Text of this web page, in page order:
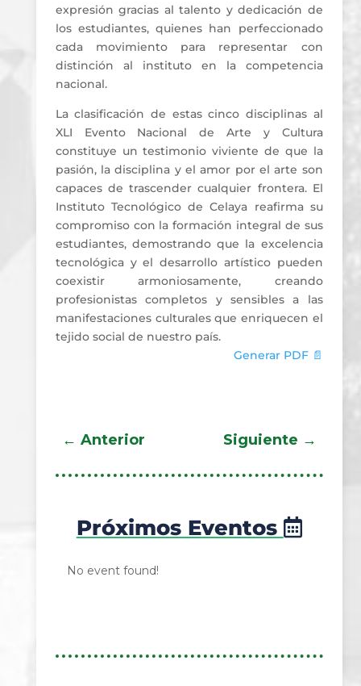
expresión gracias al talento y dedicación de
los estudiantes, quienes han perfeccionado
cada movimiento para representar con
distinción al instituto en la competencia
nacional.
La clasificación de estas cinco disciplinas al
XLI Evento Nacional de Arte y Cultura
constituye un testimonio viviente de que la
pasión, la disciplina y el amor por el arte son
capaces de trascender cualquier frontera. El
Instituto Tecnológico de Celaya reafirma su
compromiso con la formación integral de sus
estudiantes, demostrando que la excelencia
tecnológica y el desarrollo artístico pueden
coexistir armoniosamente, creando
profesionistas completos y sensibles a las
manifestaciones culturales que enriquecen el
tejido social de nuestro país.
Generar PDF 📄
← Anterior Siguiente →
Próximos Eventos
No event found!